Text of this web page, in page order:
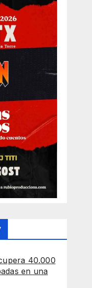
40.000
en una